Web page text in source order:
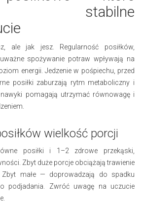
stabilne
ale jak jesz. Regularność posiłków,
spożywanie potraw wpływają na
energii. Jedzenie w pośpiechu, przed
posiłki zaburzają rytm metaboliczny i
nawyki pomagają utrzymać równowagę i
wielkość porcji
posiłki i 1–2 zdrowe przekąski,
Zbyt duże porcje obciążają trawienie
małe — doprowadzają do spadku
podjadania. Zwróć uwagę na uczucie